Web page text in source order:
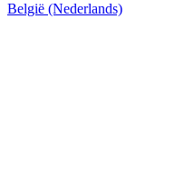
België (Nederlands)